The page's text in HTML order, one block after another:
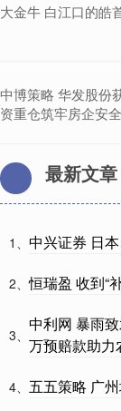
大金牛 白江口的皓
中博策略 华发股份
资重仓筑牢房企安
最新文章
1、 中兴证券 日
2、恒瑞盈 收到“
3、
中利网 暴雨
万预赔款助力
4、 五五策略 广